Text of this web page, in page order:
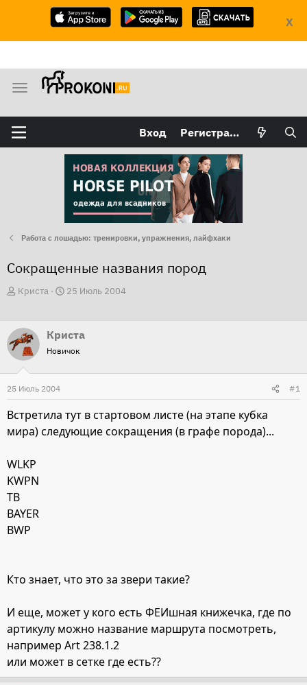
X
М
н
ю
Вход Регистрация
Работа с лошадью: тренировки, упражнения, лайфхаки
Сокращенные названия пород
А
о
р
т
е
ы
Криста
Д
а
н
а
л
а
25 Июль 2004
Криста
Новичок
25 Июль 2004 #1
Встретила тут в стартовом листе (на этапе кубка
мира) следующие сокращения (в графе порода)...
WLKP
KWPN
TB
BAYER
BWP
Кто знает, что это за звери такие?
И еще, может у кого есть ФЕИшная книжечка, где по
артикулу можно название маршрута посмотреть,
например Art 238.1.2
или может в сетке где есть??